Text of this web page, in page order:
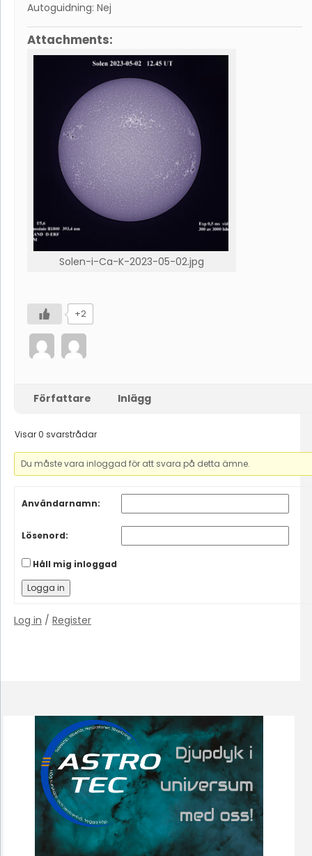
Autoguidning: Nej
Attachments:
Solen-i-Ca-K-2023-05-02.jpg
+2
Författare Inlägg
Visar 0 svarstrådar
Du måste vara inloggad för att svara på detta ämne.
Användarnamn:
Lösenord:
Håll mig inloggad
Logga in
Log in / Register